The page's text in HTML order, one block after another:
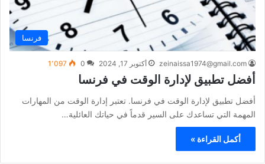
فرنسا
zeinaissa1974@gmail.com أكتوبر 17, 2024 0 1٬097
أفضل تطبيق لإدارة الوقت في فرنسا
أفضل تطبيق لإدارة الوقت في فرنسا. تعتبر إدارة الوقت من المهارات
المهمة التي تساعدك على السير قدماً في حياتك العائلية…
أكمل القراءة »